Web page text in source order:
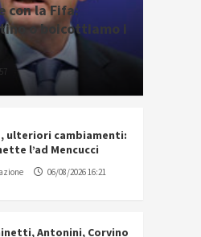
con la Fifa:
o boicottiamo i
ulteriori cambiamenti:
l’ad Mencucci
06/08/2026 16:21
Antonini, Corvino